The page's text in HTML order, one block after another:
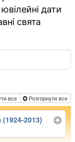
дати
свята
все Розгорнути все
2013)